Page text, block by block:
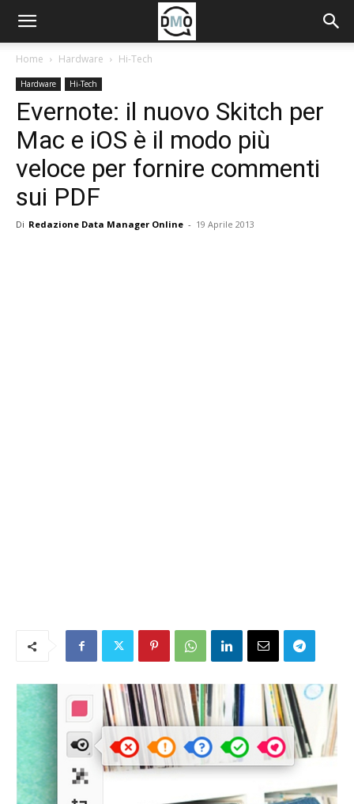
Home Hardware Hi-Tech
Hardware Hi-Tech
Evernote: il nuovo Skitch per
Mac e iOS è il modo più
veloce per fornire commenti
sui PDF
Di Redazione Data Manager Online - 19 Aprile 2013